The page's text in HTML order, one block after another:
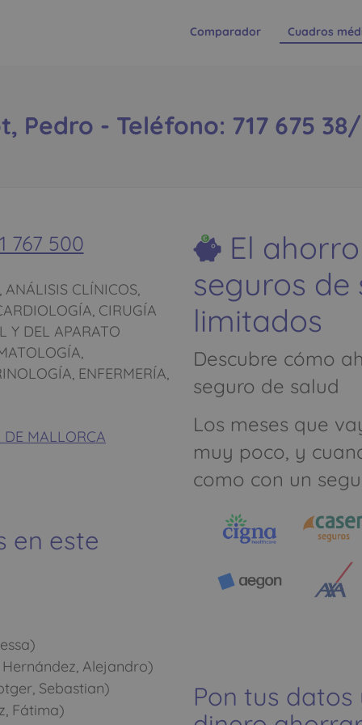
Comparador Cuadros
Pedro - Teléfono: 717 675 38/
767 500
CLÍNICOS,
CIRUGÍA
Y DEL APARATO
ENFERMERÍA,
MALLORCA
en este
Alejandro)
Sebastian)
Fátima)
El
seguros
limitados
Descubre cómo
seguro de salud
Los meses que
muy poco, y
como con un
Pon tus